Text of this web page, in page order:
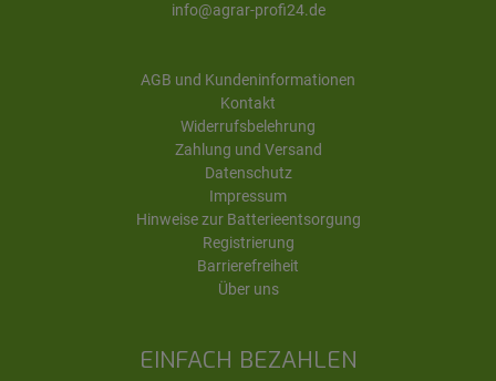
EINFACH BEZAHLEN
info@agrar-profi24.de
AGB und Kundeninformationen
Kontakt
Widerrufsbelehrung
Zahlung und Versand
Datenschutz
Impressum
Hinweise zur Batterieentsorgung
Registrierung
Barrierefreiheit
Über uns